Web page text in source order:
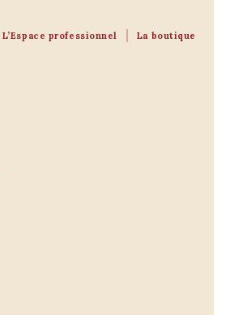
L’Espace professionnel La boutique